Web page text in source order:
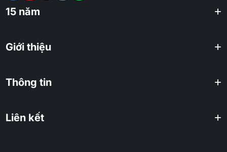
15 năm
Giới thiệu
Thông tin
Liên kết